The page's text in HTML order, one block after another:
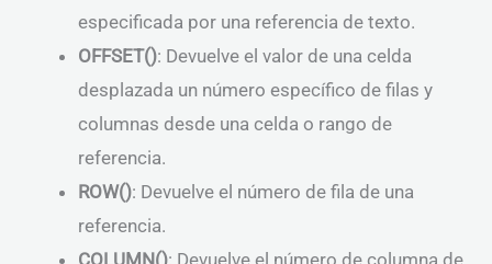
especificada por una referencia de texto.
OFFSET(): Devuelve el valor de una celda
desplazada un número específico de filas y
columnas desde una celda o rango de
referencia.
ROW(): Devuelve el número de fila de una
referencia.
COLUMN(): Devuelve el número de columna de